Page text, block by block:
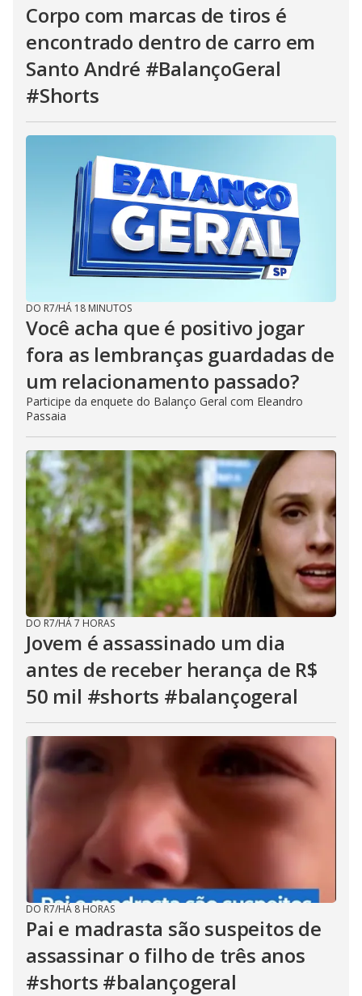
Corpo com marcas de tiros é
encontrado dentro de carro em
Santo André #BalançoGeral
#Shorts
DO R7/HÁ 18 MINUTOS
Você acha que é positivo jogar
fora as lembranças guardadas de
um relacionamento passado?
Participe da enquete do Balanço Geral com Eleandro
Passaia
DO R7/HÁ 7 HORAS
Jovem é assassinado um dia
antes de receber herança de R$
50 mil #shorts #balançogeral
DO R7/HÁ 8 HORAS
Pai e madrasta são suspeitos de
assassinar o filho de três anos
#shorts #balançogeral